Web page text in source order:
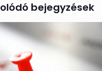
bejegyzések